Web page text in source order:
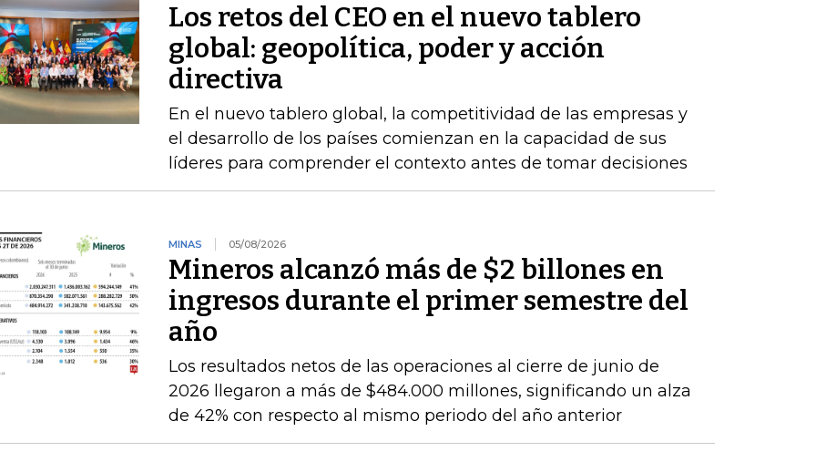
Los retos del CEO en el nuevo tablero
global: geopolítica, poder y acción
directiva
En el nuevo tablero global, la competitividad de las empresas y
el desarrollo de los países comienzan en la capacidad de sus
líderes para comprender el contexto antes de tomar decisiones
MINAS 05/08/2026
Mineros alcanzó más de $2 billones en
ingresos durante el primer semestre del
año
Los resultados netos de las operaciones al cierre de junio de
2026 llegaron a más de $484.000 millones, significando un alza
de 42% con respecto al mismo periodo del año anterior